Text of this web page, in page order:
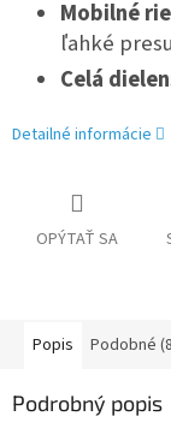
Mobilné
ľahké
Celá
Detailné informácie
OPÝTAŤ SA
Popis Podobné
Podrobný popis